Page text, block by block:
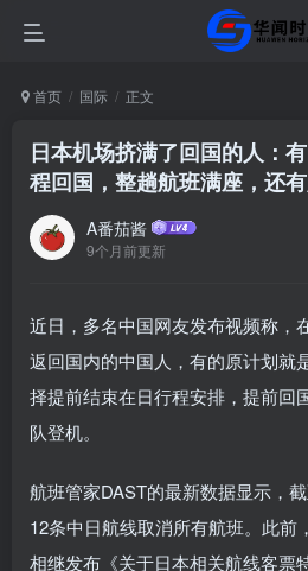
首页 国际 正文
日本机场挤满了回国的人：
程回国，整趟航班满座，还
A番茄酱
9个月前更新
近日，多名中国网友发布视频称，
返回国内的中国人，有的原计划就
择提前结束在日行程安排，提前回
队登机。
航班管家DAST的最新数据显示，
12条中日航线取消所有航班。此前
相继发布《关于日本相关航线客票